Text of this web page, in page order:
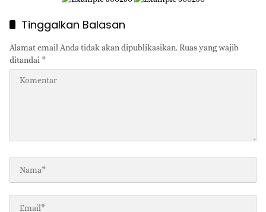
Tinggalkan Balasan
Alamat email Anda tidak akan dipublikasikan.Ruas yang wajib
ditandai*